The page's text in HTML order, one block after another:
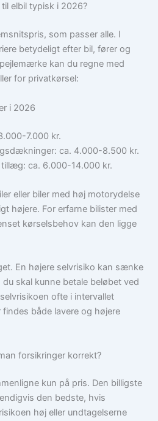
elbil typisk i 2026?
som passer alle. I
betydeligt efter bil, fører og
kan du regne med
for privatkørsel:
i 2026
7.000 kr.
ca. 4.000-8.500 kr.
ca. 6.000-14.000 kr.
eller biler med høj motorydelse
højere. For erfarne bilister med
kørselsbehov kan den ligge
En højere selvrisiko kan sænke
skal kunne betale beløbet ved
ofte i intervallet
både lavere og højere
forsikringer korrekt?
kun på pris. Den billigste
den bedste, hvis
høj eller undtagelserne